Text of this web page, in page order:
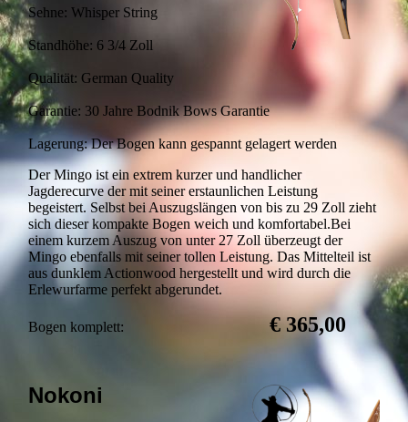
Sehne: Whisper String
Standhöhe: 6 3/4 Zoll
Qualität: German Quality
Garantie: 30 Jahre Bodnik Bows Garantie
Lagerung: Der Bogen kann gespannt gelagert werden
Der Mingo ist ein extrem kurzer und handlicher
Jagderecurve der mit seiner erstaunlichen Leistung
begeistert. Selbst bei Auszugslängen von bis zu 29 Zoll zieht
sich dieser kompakte Bogen weich und komfortabel.Bei
einem kurzem Auszug von unter 27 Zoll überzeugt der
Mingo ebenfalls mit seiner tollen Leistung. Das Mittelteil ist
aus dunklem Actionwood hergestellt und wird durch die
Erlewurfarme perfekt abgerundet.
Bogen komplett:€ 365,00
Nokoni